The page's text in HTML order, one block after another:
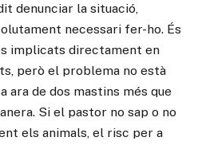
denunciar la situació,
necessari fer-ho. És
implicats directament en
però el problema no està
ara de dos mastins més que
Si el pastor no sap o no
els animals, el risc per a